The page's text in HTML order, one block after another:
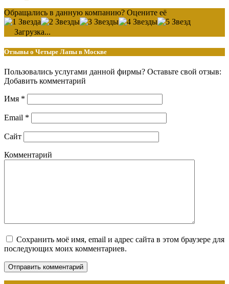
Обращались в данную компанию? Оцените её
Загрузка...
Отзывы о Четыре Лапы в Москве
Пользовались услугами данной фирмы? Оставьте свой отзыв:
Добавить комментарий
Имя *
Email *
Сайт
Комментарий
Сохранить моё имя, email и адрес сайта в этом браузере для
последующих моих комментариев.